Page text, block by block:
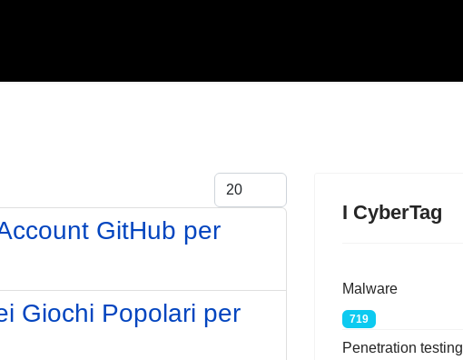
Visualizza #
GitHub per
Giochi Popolari per
I CyberTag
Malware
719
Penetration testing